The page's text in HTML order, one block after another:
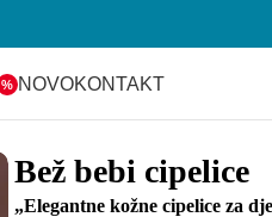
% NOVOKONTAKT
Bež bebi cipelice
„Elegantne kožne cipelice za